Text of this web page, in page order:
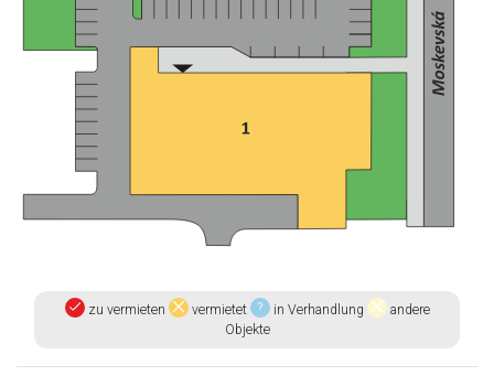
zu vermieten vermietet in Verhandlung
andere
Objekte